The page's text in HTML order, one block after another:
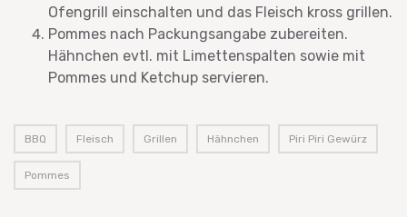
Ofengrill einschalten und das Fleisch kross grillen.
Pommes nach Packungsangabe zubereiten.
Hähnchen evtl. mit Limettenspalten sowie mit
Pommes und Ketchup servieren.
BBQ Fleisch Grillen Hähnchen Piri Piri Gewürz
Pommes